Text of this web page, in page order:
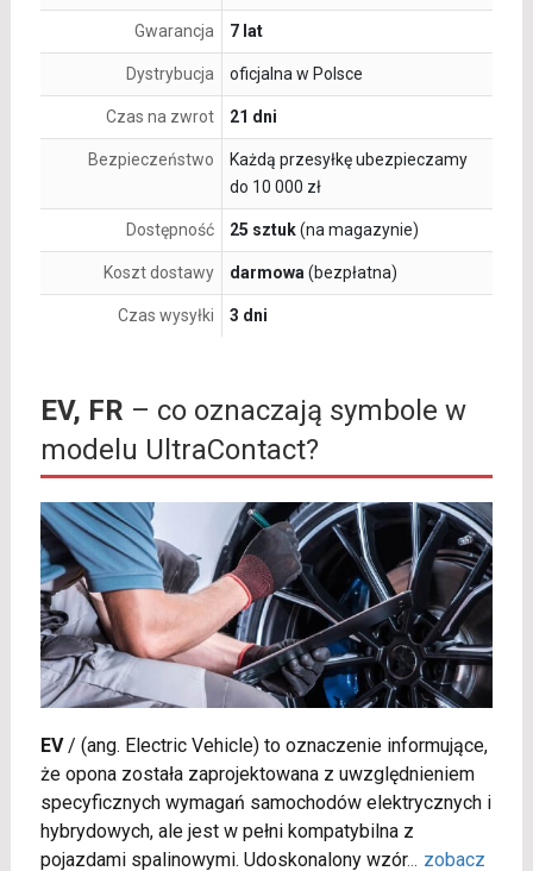
Gwarancja 7 lat
Dystrybucja oficjalna w Polsce
Czas na zwrot 21 dni
Bezpieczeństwo
Każdą przesyłkę ubezpieczamy
do 10 000 zł
Dostępność 25 sztuk(na magazynie)
Koszt dostawy darmowa (bezpłatna)
Czas wysyłki 3 dni
EV, FR – co oznaczają symbole w
modelu UltraContact?
EV/ (ang. Electric Vehicle) to oznaczenie informujące,
że opona została zaprojektowana z uwzględnieniem
specyficznych wymagań samochodów elektrycznych i
hybrydowych, ale jest w pełni kompatybilna z
pojazdami spalinowymi. Udoskonalony wzór... zobacz